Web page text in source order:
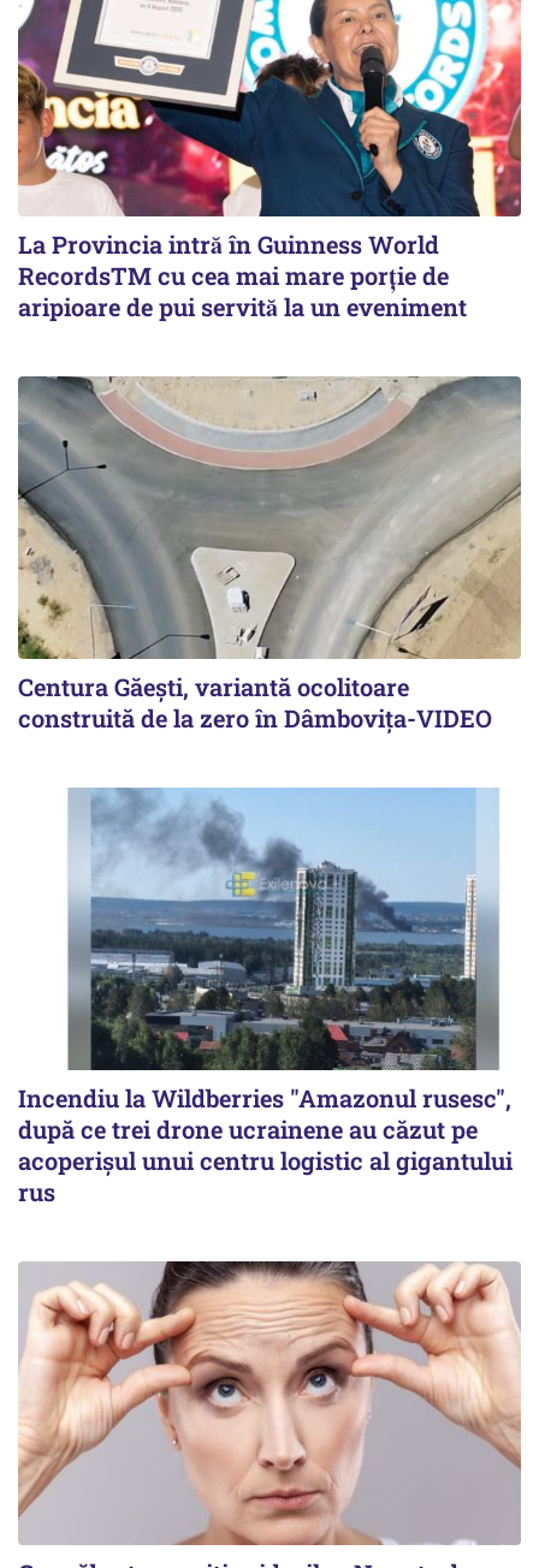
La Provincia intră în Guinness World
RecordsTM cu cea mai mare porție de
aripioare de pui servită la un eveniment
Centura Găești, variantă ocolitoare
construită de la zero în Dâmbovița-VIDEO
Incendiu la Wildberries "Amazonul rusesc",
după ce trei drone ucrainene au căzut pe
acoperişul unui centru logistic al gigantului
rus